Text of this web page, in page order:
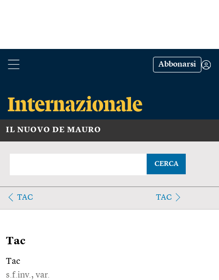
Abbonarsi
IL NUOVO DE MAURO
CERCA
TAC TAC
Tac
Tac
s.f.inv., var.